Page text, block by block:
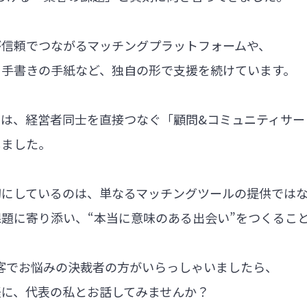
頼でつながるマッチングプラットフォームや、
書きの手紙など、独自の形で支援を続けています。
、経営者同士を直接つなぐ「顧問&コミュニティサ
した。
しているのは、単なるマッチングツールの提供では
に寄り添い、“本当に意味のある出会い”をつくるこ
お悩みの決裁者の方がいらっしゃいましたら、
、代表の私とお話してみませんか？